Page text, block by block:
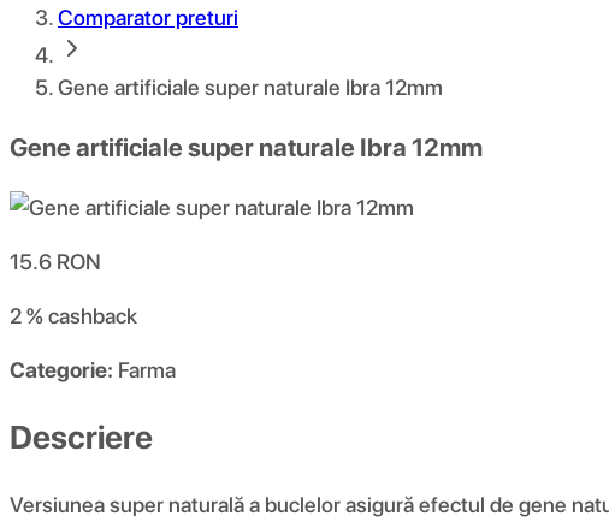
Comparator preturi
Gene artificiale super naturale Ibra 12mm
Gene artificiale super naturale Ibra 12mm
15.6 RON
2 %cashback
Categorie: Farma
Descriere
Versiunea super naturală a buclelor asigură efectul de gene